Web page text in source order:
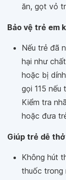
ăn, gọt vỏ
Bảo vệ trẻ em
Nếu trẻ đã
hại như
hoặc bị
gọi 115
Kiểm tra
hoặc đưa
Giúp trẻ dễ
Không hút
thuốc trong